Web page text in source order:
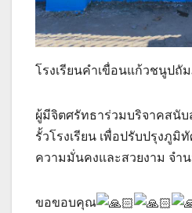
โรงเรียนคำเขื่อนแก้วชนูป
ผู้มีจิตศรัทธาร่วมบริจาคสนั
รั้วโรงเรียน เพื่อปรับปรุงภูมิ
ความมั่นคงและสวยงาม จำ
ขอขอบคุณ